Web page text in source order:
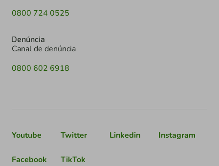
0800 724 0525
Denúncia
Canal de denúncia
0800 602 6918
Youtube Twitter Linkedin Instagram
Facebook TikTok